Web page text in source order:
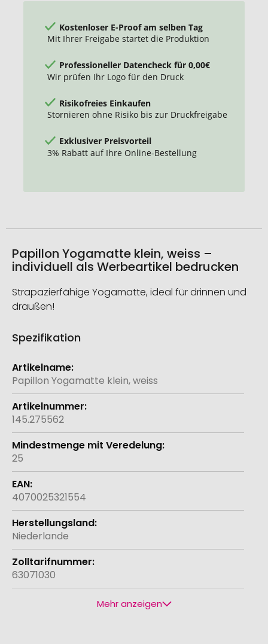
Kostenloser E-Proof am selben Tag
Mit Ihrer Freigabe startet die Produktion
Professioneller Datencheck für 0,00€
Wir prüfen Ihr Logo für den Druck
Risikofreies Einkaufen
Stornieren ohne Risiko bis zur Druckfreigabe
Exklusiver Preisvorteil
3% Rabatt auf Ihre Online-Bestellung
Papillon Yogamatte klein, weiss –
individuell als Werbeartikel bedrucken
Strapazierfähige Yogamatte, ideal für drinnen und
draußen!
Spezifikation
Weitere
Informationen
Papillon Yogamatte klein, weiss
145.275562
25
4070025321554
Niederlande
63071030
Mehr anzeigen